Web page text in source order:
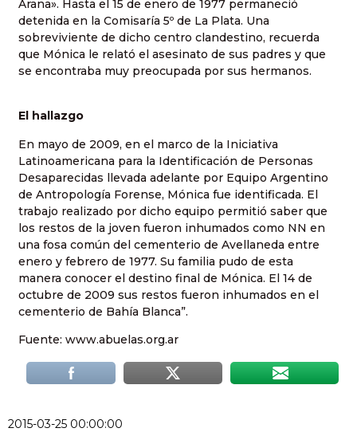
Arana». Hasta el 15 de enero de 1977 permaneció
detenida en la Comisaría 5º de La Plata. Una
sobreviviente de dicho centro clandestino, recuerda
que Mónica le relató el asesinato de sus padres y que
se encontraba muy preocupada por sus hermanos.
El hallazgo
En mayo de 2009, en el marco de la Iniciativa
Latinoamericana para la Identificación de Personas
Desaparecidas llevada adelante por Equipo Argentino
de Antropología Forense, Mónica fue identificada. El
trabajo realizado por dicho equipo permitió saber que
los restos de la joven fueron inhumados como NN en
una fosa común del cementerio de Avellaneda entre
enero y febrero de 1977. Su familia pudo de esta
manera conocer el destino final de Mónica. El 14 de
octubre de 2009 sus restos fueron inhumados en el
cementerio de Bahía Blanca”.
Fuente: www.abuelas.org.ar
2015-03-25 00:00:00